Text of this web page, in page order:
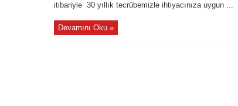
itibariyle 30 yıllık tecrübemizle ihtiyacınıza uygun ...
Devamını Oku »